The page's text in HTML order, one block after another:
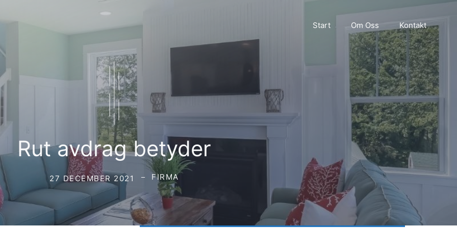
Start Om Oss Kontakt
Rut avdrag betyder
27 DECEMBER 2021 FIRMA